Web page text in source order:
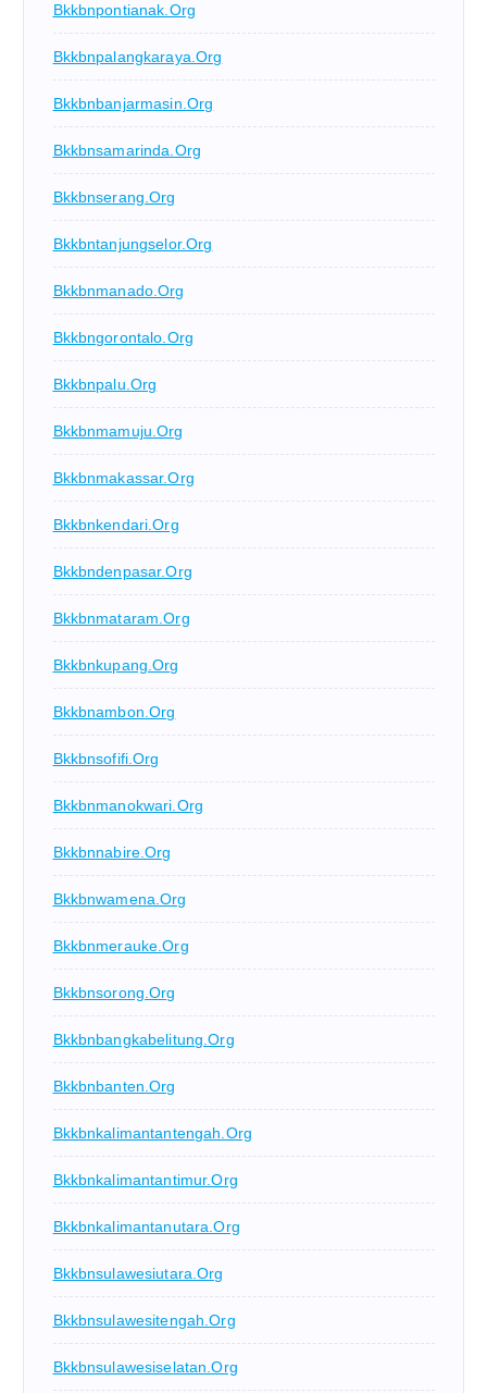
Bkkbnpontianak.org
Bkkbnpalangkaraya.org
Bkkbnbanjarmasin.org
Bkkbnsamarinda.org
Bkkbnserang.org
Bkkbntanjungselor.org
Bkkbnmanado.org
Bkkbngorontalo.org
Bkkbnpalu.org
Bkkbnmamuju.org
Bkkbnmakassar.org
Bkkbnkendari.org
Bkkbndenpasar.org
Bkkbnmataram.org
Bkkbnkupang.org
Bkkbnambon.org
Bkkbnsofifi.org
Bkkbnmanokwari.org
Bkkbnnabire.org
Bkkbnwamena.org
Bkkbnmerauke.org
Bkkbnsorong.org
Bkkbnbangkabelitung.org
Bkkbnbanten.org
Bkkbnkalimantantengah.org
Bkkbnkalimantantimur.org
Bkkbnkalimantanutara.org
Bkkbnsulawesiutara.org
Bkkbnsulawesitengah.org
Bkkbnsulawesiselatan.org